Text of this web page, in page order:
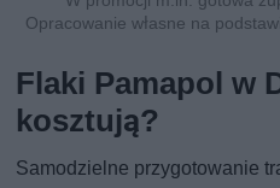
Opracowanie własne na
Flaki Pamapol w
kosztują?
Samodzielne przygotowanie